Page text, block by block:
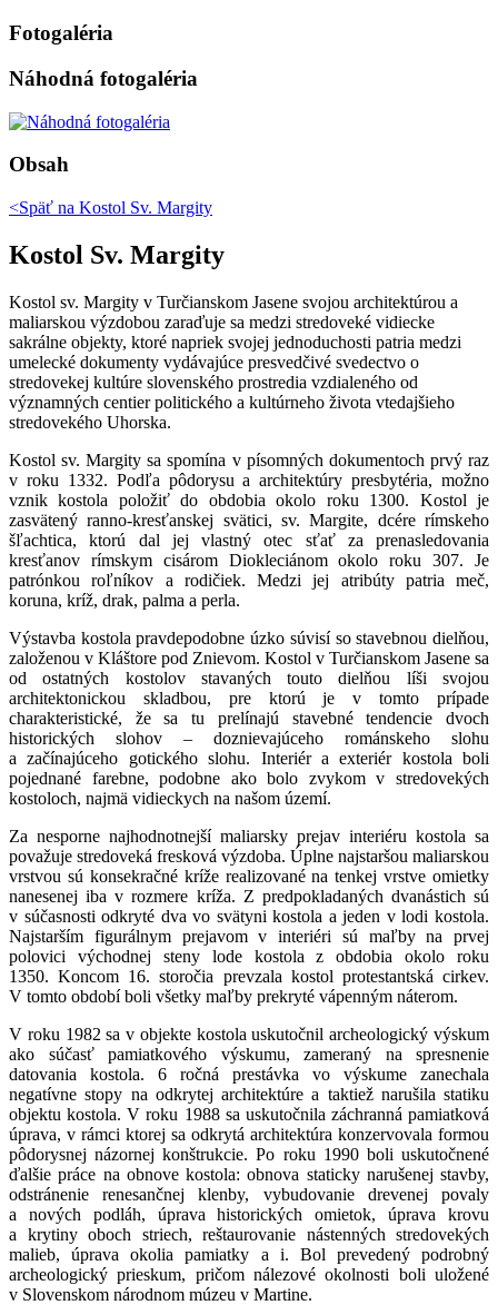
Fotogaléria
Náhodná fotogaléria
Obsah
<Späť na Kostol Sv. Margity
Kostol Sv. Margity
Kostol sv. Margity v Turčianskom Jasene svojou architektúrou a
maliarskou výzdobou zaraďuje sa medzi stredoveké vidiecke
sakrálne objekty, ktoré napriek svojej jednoduchosti patria medzi
umelecké dokumenty vydávajúce presvedčivé svedectvo o
stredovekej kultúre slovenského prostredia vzdialeného od
významných centier politického a kultúrneho života vtedajšieho
stredovekého Uhorska.
Kostol sv. Margity sa spomína v písomných dokumentoch prvý raz
v roku 1332. Podľa pôdorysu a architektúry presbytéria, možno
vznik kostola položiť do obdobia okolo roku 1300. Kostol je
zasvätený ranno-kresťanskej svätici, sv. Margite, dcére rímskeho
šľachtica, ktorú dal jej vlastný otec sťať za prenasledovania
kresťanov rímskym cisárom Diokleciánom okolo roku 307. Je
patrónkou roľníkov a rodičiek. Medzi jej atribúty patria meč,
koruna, kríž, drak, palma a perla.
Výstavba kostola pravdepodobne úzko súvisí so stavebnou dielňou,
založenou v Kláštore pod Znievom. Kostol v Turčianskom Jasene sa
od ostatných kostolov stavaných touto dielňou líši svojou
architektonickou skladbou, pre ktorú je v tomto prípade
charakteristické, že sa tu prelínajú stavebné tendencie dvoch
historických slohov – doznievajúceho románskeho slohu
a začínajúceho gotického slohu. Interiér a exteriér kostola boli
pojednané farebne, podobne ako bolo zvykom v stredovekých
kostoloch, najmä vidieckych na našom území.
Za nesporne najhodnotnejší maliarsky prejav interiéru kostola sa
považuje stredoveká fresková výzdoba. Úplne najstaršou maliarskou
vrstvou sú konsekračné kríže realizované na tenkej vrstve omietky
nanesenej iba v rozmere kríža. Z predpokladaných dvanástich sú
v súčasnosti odkryté dva vo svätyni kostola a jeden v lodi kostola.
Najstarším figurálnym prejavom v interiéri sú maľby na prvej
polovici východnej steny lode kostola z obdobia okolo roku
1350. Koncom 16. storočia prevzala kostol protestantská cirkev.
V tomto období boli všetky maľby prekryté vápenným náterom.
V roku 1982 sa v objekte kostola uskutočnil archeologický výskum
ako súčasť pamiatkového výskumu, zameraný na spresnenie
datovania kostola. 6 ročná prestávka vo výskume zanechala
negatívne stopy na odkrytej architektúre a taktiež narušila statiku
objektu kostola. V roku 1988 sa uskutočnila záchranná pamiatková
úprava, v rámci ktorej sa odkrytá architektúra konzervovala formou
pôdorysnej názornej konštrukcie. Po roku 1990 boli uskutočnené
ďalšie práce na obnove kostola: obnova staticky narušenej stavby,
odstránenie renesančnej klenby, vybudovanie drevenej povaly
a nových podláh, úprava historických omietok, úprava krovu
a krytiny oboch striech, reštaurovanie nástenných stredovekých
malieb, úprava okolia pamiatky a i. Bol prevedený podrobný
archeologický prieskum, pričom nálezové okolnosti boli uložené
v Slovenskom národnom múzeu v Martine.